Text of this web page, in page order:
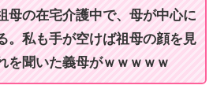
母の在宅介護中で、母が中心に
。私も手が空けば祖母の顔を見
聞いた義母がｗｗｗｗｗ